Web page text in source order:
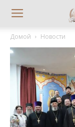
Домой Новости